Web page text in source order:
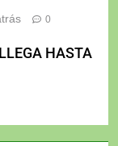
0
HASTA